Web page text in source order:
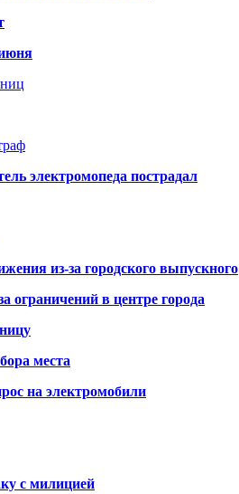
электромопеда пострадал
из-за городского выпускного
ограничений в центре города
места
на электромобили
с милицией